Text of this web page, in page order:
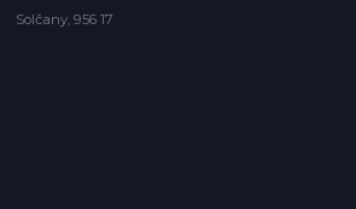
Solčany, 956 17